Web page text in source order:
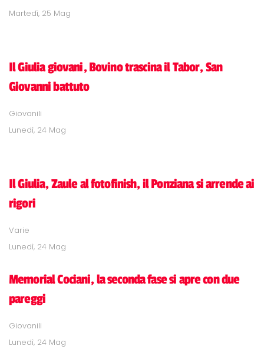
Martedì, 25 Mag
Il Giulia giovani, Bovino trascina il Tabor, San
Giovanni battuto
Giovanili
Lunedì, 24 Mag
Il Giulia, Zaule al fotofinish, il Ponziana si arrende ai
rigori
Varie
Lunedì, 24 Mag
Memorial Cociani, la seconda fase si apre con due
pareggi
Giovanili
Lunedì, 24 Mag